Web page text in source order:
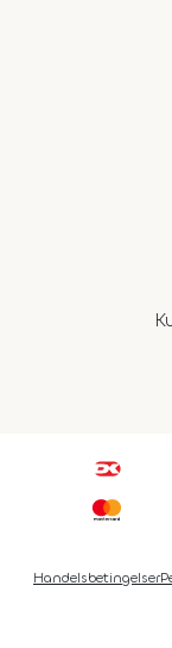
Handelsbetingelser